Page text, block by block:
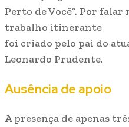
Perto de Você”. Por falar
trabalho itinerante
foi criado pelo pai do
Leonardo Prudente.
Ausência de apoio
A presença de apenas